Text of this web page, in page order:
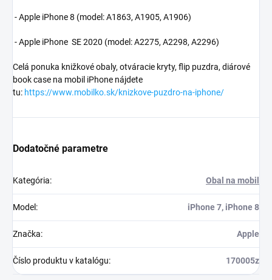
- Apple iPhone 8 (model:A1863, A1905, A1906)
- Apple iPhone SE 2020 (model:A2275, A2298, A2296)
Celá ponuka knižkové obaly, otváracie kryty, flip puzdra, diárové
book case na mobil iPhone nájdete
tu: https://www.mobilko.sk/knizkove-puzdro-na-iphone/
Dodatočné parametre
Kategória: Obal na mobil
Model : iPhone 7, iPhone 8
Značka: Apple
Číslo produktu v katalógu: 170005z